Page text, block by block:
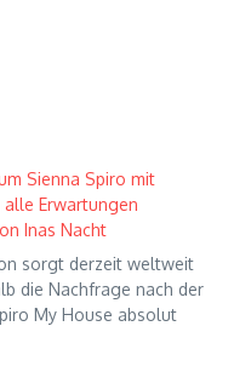
Sienna Spiro mit
Erwartungen
Inas Nacht
sorgt derzeit weltweit
die Nachfrage nach der
My House absolut